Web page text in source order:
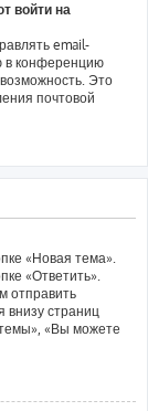
войти на
email-
в конференцию
Это
почтовой
«Новая тема».
«Ответить».
отправить
внизу страниц
«Вы можете